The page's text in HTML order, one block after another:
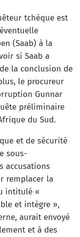
tchèque est
(Saab) à la
si Saab a
la conclusion de
le procureur
Gunnar
préliminaire
du Sud.
et de sécurité
sous-
accusations
remplacer la
intitulé «
et intègre »,
aurait envoyé
et à des